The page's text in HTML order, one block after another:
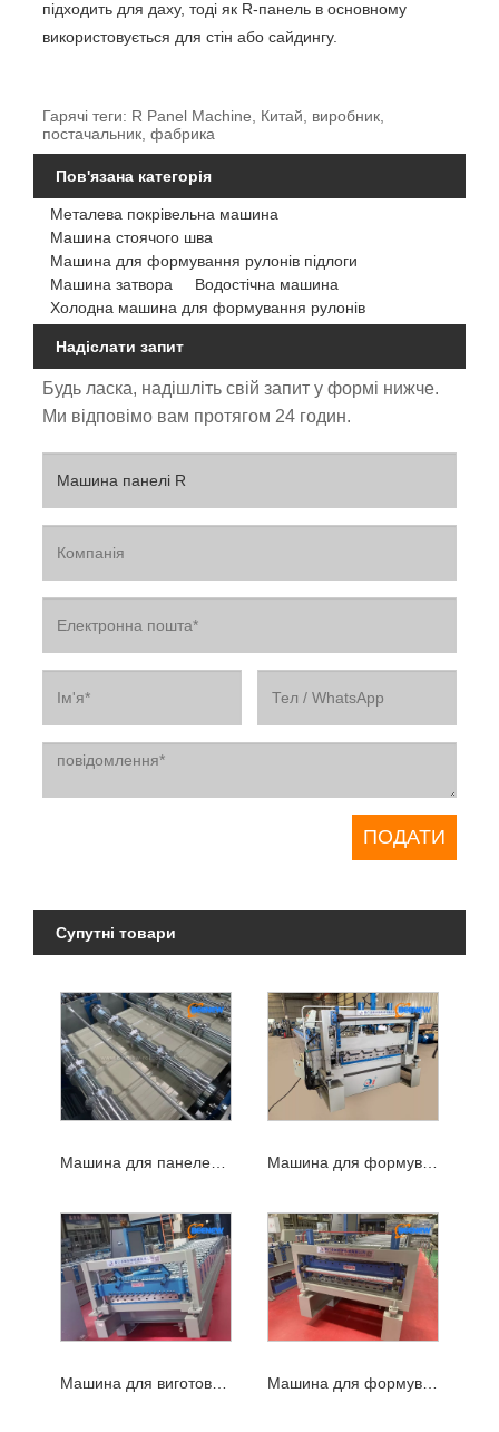
підходить для даху, тоді як R-панель в основному
використовується для стін або сайдингу.
Гарячі теги: R Panel Machine, Китай, виробник,
постачальник, фабрика
Пов'язана категорія
Металева покрівельна машина
Машина стоячого шва
Машина для формування рулонів підлоги
Машина затвора
Водостічна машина
Холодна машина для формування рулонів
Надіслати запит
Будь ласка, надішліть свій запит у формі нижче.
Ми відповімо вам протягом 24 годин.
Супутні товари
Машина для панелей даху
Машина для виготовлення гофрованого листа